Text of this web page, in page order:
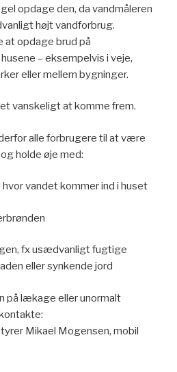
opdage den, da vandmåleren
højt vandforbrug.
opdage brud på
– eksempelvis i veje,
eller mellem bygninger.
vanskeligt at komme frem.
alle forbrugere til at være
holde øje med:
vandet kommer ind i huset
fx usædvanligt fugtige
eller synkende jord
på lækage eller unormalt
Mikael Mogensen, mobil